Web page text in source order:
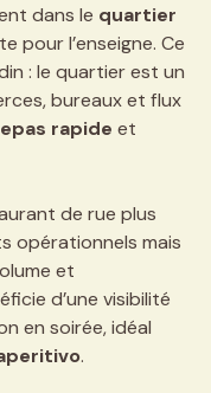
dans le quartier
pour l’enseigne. Ce
: le quartier est un
bureaux et flux
rapide et
de rue plus
opérationnels mais
et
d’une visibilité
en soirée, idéal
.